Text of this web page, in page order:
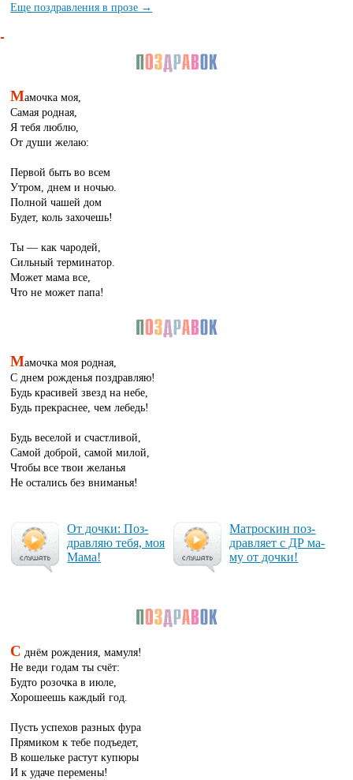
Еще поздравления в прозе →
Мамочка моя,
Самая родная,
Я тебя люблю,
От души желаю:
Первой быть во всем
Утром, днем и ночью.
Полной чашей дом
Будет, коль захочешь!
Ты — как чародей,
Сильный терминатор.
Может мама все,
Что не может папа!
Мамочка моя родная,
С днем рожденья поздравляю!
Будь красивей звезд на небе,
Будь прекраснее, чем лебедь!
Будь веселой и счастливой,
Самой доброй, самой милой,
Чтобы все твои желанья
Не остались без вниманья!
От доч­ки: Поз­
драв­ляю те­бя, моя
Ма­ма!
Мат­рос­кин поз­
драв­ля­ет с ДР ма­
му от доч­ки!
С днём рождения, мамуля!
Не веди годам ты счёт:
Будто розочка в июле,
Хорошеешь каждый год.
Пусть успехов разных фура
Прямиком к тебе подъедет,
В кошельке растут купюры
И к удаче перемены!